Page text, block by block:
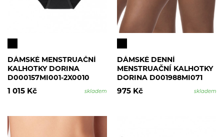
DÁMSKÉ MENSTRUAČNÍ
KALHOTKY DORINA
D000157MI001-2X0010
DEN
1 015 Kč skladem
DÁMSKÉ DENNÍ
MENSTRUAČNÍ KALHOTKY
DORINA D001988MI071
975 Kč
skladem